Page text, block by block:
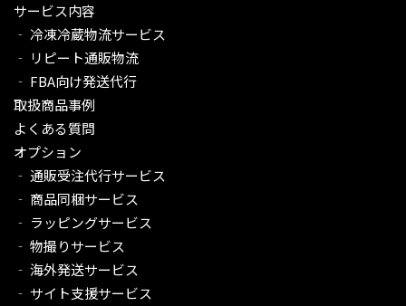
サービス内容
‐ 冷凍冷蔵物流サービス
‐ リピート通販物流
‐ FBA向け発送代行
取扱商品事例
よくある質問
オプション
‐ 通販受注代行サービス​
‐ 商品同梱サービス
‐ ラッピングサービス
‐ 物撮りサービス
‐ 海外発送サービス
‐ サイト支援サービス